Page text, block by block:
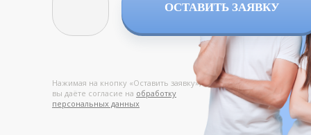
Нажимая на кнопку «Оставить заявку»,
вы даёте согласие на обработку
персональных данных
ОСТАВИТЬ ЗАЯВКУ